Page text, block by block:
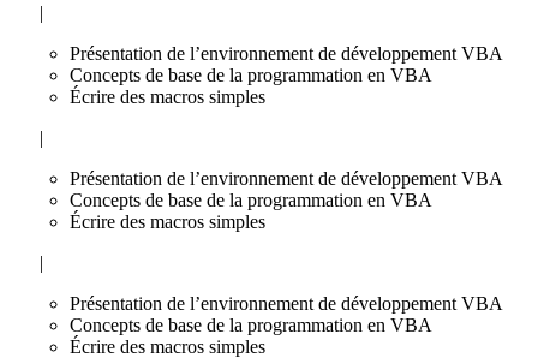
|
Présentation de l’environnement de développement VBA
Concepts de base de la programmation en VBA
Écrire des macros simples
|
Présentation de l’environnement de développement VBA
Concepts de base de la programmation en VBA
Écrire des macros simples
|
Présentation de l’environnement de développement VBA
Concepts de base de la programmation en VBA
Écrire des macros simples